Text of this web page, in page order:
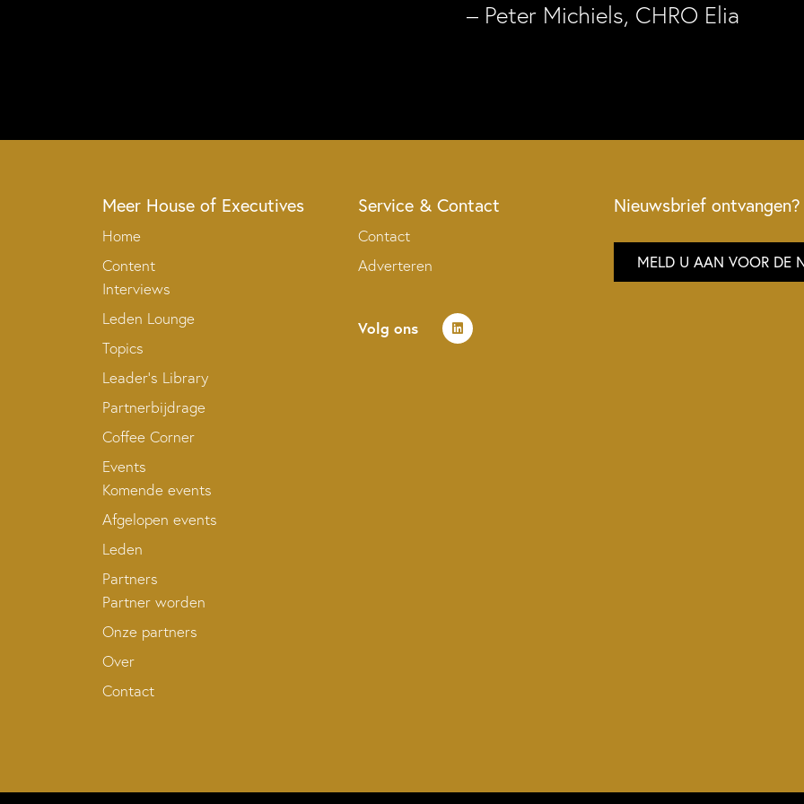
– Peter Michiels, CHRO Elia
Meer House of Executives
Home
Content
Interviews
Leden Lounge
Topics
Leader’s Library
Partnerbijdrage
Coffee Corner
Events
Komende events
Afgelopen events
Leden
Partners
Partner worden
Onze partners
Over
Contact
Service & Contact
Contact
Adverteren
Volg ons
Nieuwsbrief ontvangen?
MELD U AAN VOOR DE